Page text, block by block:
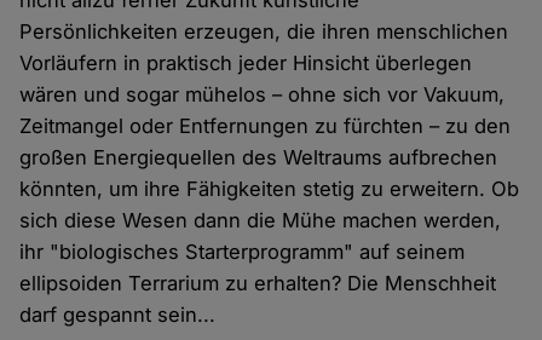
Persönlichkeiten erzeugen, die ihren menschlichen
Vorläufern in praktisch jeder Hinsicht überlegen
wären und sogar mühelos – ohne sich vor Vakuum,
Zeitmangel oder Entfernungen zu fürchten – zu den
großen Energiequellen des Weltraums aufbrechen
könnten, um ihre Fähigkeiten stetig zu erweitern. Ob
sich diese Wesen dann die Mühe machen werden,
ihr "biologisches Starterprogramm" auf seinem
ellipsoiden Terrarium zu erhalten? Die Menschheit
darf gespannt sein...